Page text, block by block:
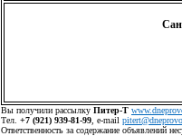
Вы получили рассылку Питер-Т
Тел. +7 (921) 939-81-99 , е-mail
Ответственность за содержание объявлений